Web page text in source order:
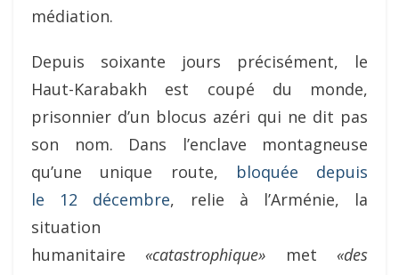
médiation.
Depuis soixante jours précisément, le
Haut-Karabakh est coupé du monde,
prisonnier d’un blocus azéri qui ne dit pas
son nom. Dans l’enclave montagneuse
qu’une unique route, bloquée depuis
le 12 décembre, relie à l’Arménie, la
situation
humanitaire «catastrophique» met «des